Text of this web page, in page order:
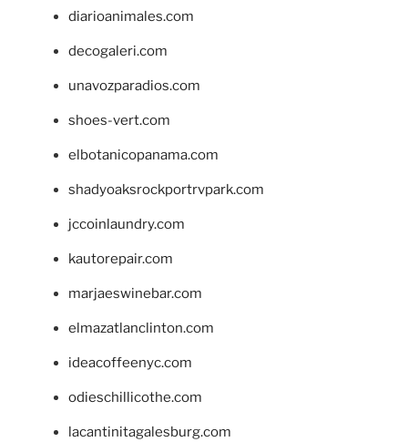
diarioanimales.com
decogaleri.com
unavozparadios.com
shoes-vert.com
elbotanicopanama.com
shadyoaksrockportrvpark.com
jccoinlaundry.com
kautorepair.com
marjaeswinebar.com
elmazatlanclinton.com
ideacoffeenyc.com
odieschillicothe.com
lacantinitagalesburg.com